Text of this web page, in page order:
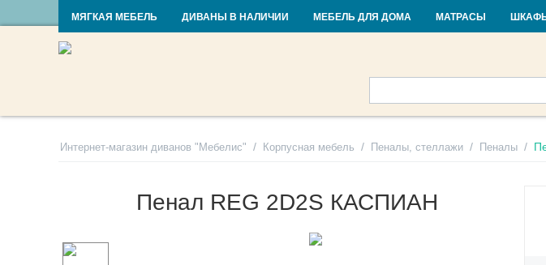
RU UA Контакты Доставка и оплата
МЯГКАЯ МЕБЕЛЬ ДИВАНЫ В НАЛИЧИИ МЕБЕЛЬ ДЛЯ ДОМА МАТРАСЫ
Интернет-магазин диванов "Мебелис" / Корпусная мебель / Пеналы, стеллажи / Пеналы /
Пенал REG 2D2S КАСПИАН